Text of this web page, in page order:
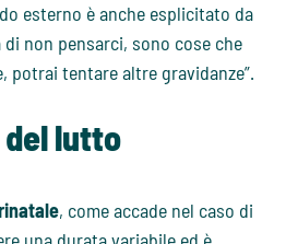
esterno è anche esplicitato da
di non pensarci, sono cose che
potrai tentare altre gravidanze”.
del lutto
, come accade nel caso di